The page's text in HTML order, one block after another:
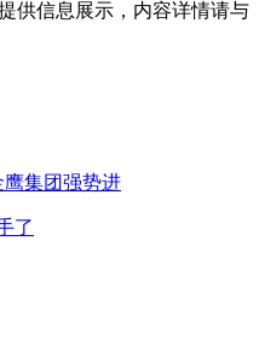
供信息展示，内容详情请与
鹰集团强势进
了